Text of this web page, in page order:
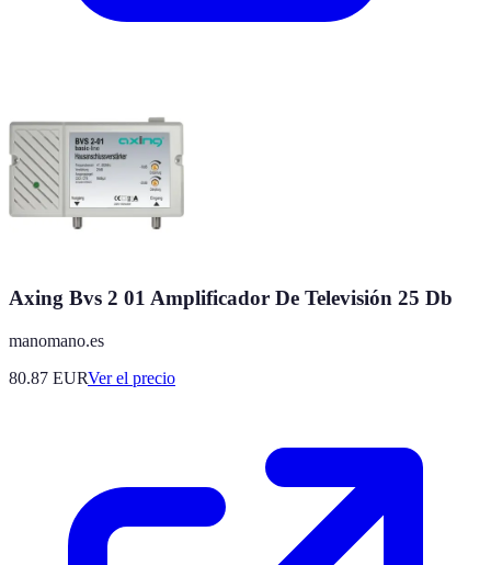
Axing Bvs 2 01 Amplificador De Televisión 25 Db
manomano.es
80.87 EURVer el precio